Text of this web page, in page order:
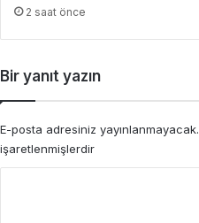
2 saat önce
Bir yanıt yazın
E-posta adresiniz yayınlanmayacak.
işaretlenmişlerdir